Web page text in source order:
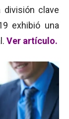
división clave
exhibió una
Ver artículo.